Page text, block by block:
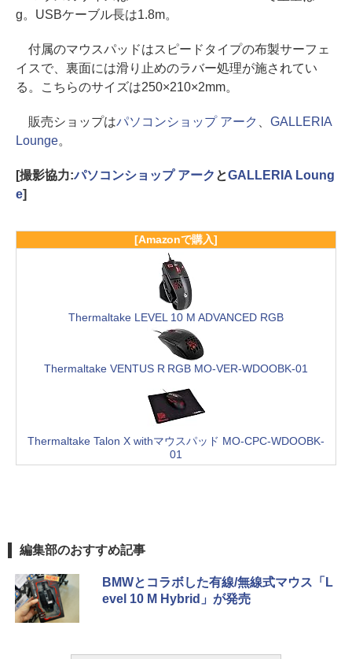
g。USBケーブル長は1.8m。
付属のマウスパッドはスピードタイプの布製サーフェ
イスで、裏面には滑り止めのラバー処理が施されてい
る。こちらのサイズは250×210×2mm。
販売ショップはパソコンショップ アーク
GALLERIA
Lounge。
[撮影協力:パソコンショップ アーク とGALLERIA Loung
e]
[Amazonで購入]
Thermaltake LEVEL 10 M ADVANCED RGB
Thermaltake VENTUS R RGB MO-VER-WDOOBK-01
Thermaltake Talon X withマウスパッド MO-CPC-WDOOBK-
01
編集部のおすすめ記事
BMWとコラボした有線/無線式マウス「L
evel 10 M Hybrid」が発売